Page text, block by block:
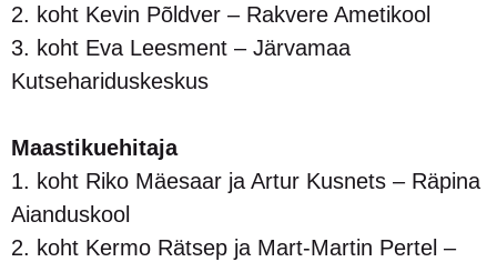
2. koht Kevin Põldver – Rakvere Ametikool
3. koht Eva Leesment – Järvamaa
Kutsehariduskeskus
Maastikuehitaja
1. koht Riko Mäesaar ja Artur Kusnets – Räpina
Aianduskool
2. koht Kermo Rätsep ja Mart-Martin Pertel –